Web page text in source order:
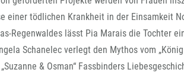
einer tödlichen Krankheit in der Einsamkeit
Regenwaldes lässt Pia Marais die Tochter
Schanelec verlegt den Mythos vom
& Osman“ Fassbinders